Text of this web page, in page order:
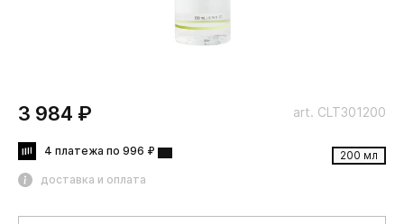
art. CLT301200
200 мл
3 984 ₽
4 платежа по 996 ₽
доставка и оплата